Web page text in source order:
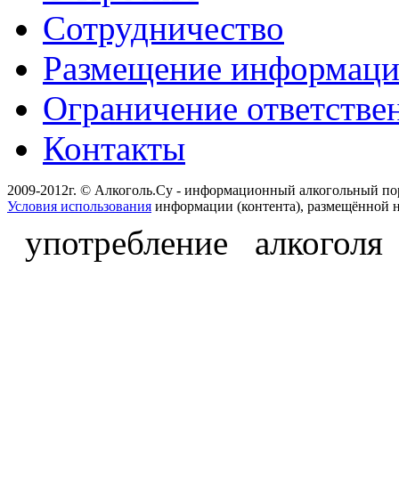
Сотрудничество
Размещение
Ограничение
Контакты
2009-2012г. © Алкоголь.Су - информационный алкогольный
Условия использования информации (контента), размещённой
употребление